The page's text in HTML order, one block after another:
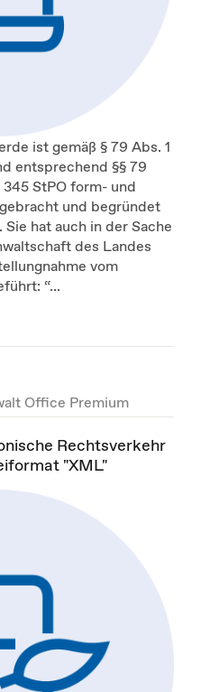
ist gemäß § 79 Abs. 1
entsprechend §§ 79
345 StPO form- und
und begründet
hat auch in der Sache
des Landes
vom
“...
Office Premium
Rechtsverkehr
"XML"